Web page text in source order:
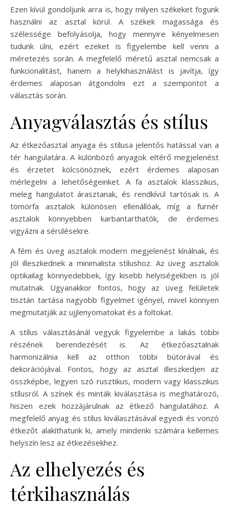
Ezen kívül gondoljunk arra is, hogy milyen székeket fogunk
használni az asztal körül. A székek magassága és
szélessége befolyásolja, hogy mennyire kényelmesen
tudunk ülni, ezért ezeket is figyelembe kell venni a
méretezés során. A megfelelő méretű asztal nemcsak a
funkcionalitást, hanem a helykihasználást is javítja, így
érdemes alaposan átgondolni ezt a szempontot a
választás során.
Anyagválasztás és stílus
Az étkezőasztal anyaga és stílusa jelentős hatással van a
tér hangulatára. A különböző anyagok eltérő megjelenést
és érzetet kölcsönöznek, ezért érdemes alaposan
mérlegelni a lehetőségeinket. A fa asztalok klasszikus,
meleg hangulatot árasztanak, és rendkívül tartósak is. A
tömörfa asztalok különösen ellenállóak, míg a furnér
asztalok könnyebben karbantarthatók, de érdemes
vigyázni a sérülésekre.
A fém és üveg asztalok modern megjelenést kínálnak, és
jól illeszkednek a minimalista stílushoz. Az üveg asztalok
optikailag könnyedebbek, így kisebb helyiségekben is jól
mutatnak. Ugyanakkor fontos, hogy az üveg felületek
tisztán tartása nagyobb figyelmet igényel, mivel könnyen
megmutatják az ujjlenyomatokat és a foltokat.
A stílus választásánál vegyük figyelembe a lakás többi
részének berendezését is. Az étkezőasztalnak
harmonizálnia kell az otthon többi bútorával és
dekorációjával. Fontos, hogy az asztal illeszkedjen az
összképbe, legyen szó rusztikus, modern vagy klasszikus
stílusról. A színek és minták kiválasztása is meghatározó,
hiszen ezek hozzájárulnak az étkező hangulatához. A
megfelelő anyag és stílus kiválasztásával egyedi és vonzó
étkezőt alakíthatunk ki, amely mindenki számára kellemes
helyszín lesz az étkezésekhez.
Az elhelyezés és
térkihasználás